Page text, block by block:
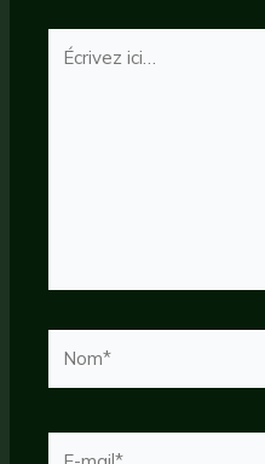
Écrivez
ici…